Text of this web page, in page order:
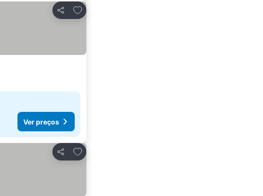
Partilhar
Adicionar aos favoritos
Ver preços
Partilhar
Adicionar aos favoritos